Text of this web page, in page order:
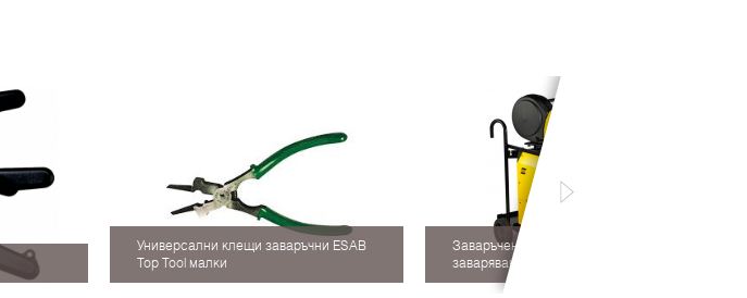
Универсални клещи заваръчни ESAB
Top Tool малки
Заваръчен инвертор за MIG/MAG
заваряване ESAB Warrior 400i CC/CV